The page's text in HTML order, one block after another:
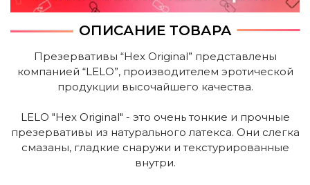
ОПИСАНИЕ ТОВАРА
Презервативы “Hex Original” представлены
компанией “LELO”, производителем эротической
продукции высочайшего качества.
LELO "Hex Original" - это очень тонкие и прочные
презервативы из натурального латекса. Они слегка
смазаны, гладкие снаружи и текстурированные
внутри.